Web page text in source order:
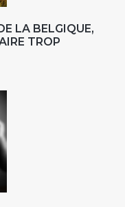
LA BELGIQUE,
TROP